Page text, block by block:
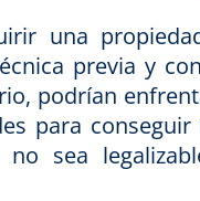
una
previa y
podrían
para
sea